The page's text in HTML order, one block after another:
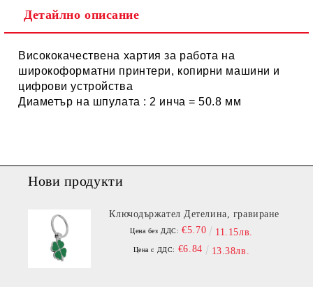
Детайлно описание
Висококачествена хартия за работа на
широкоформатни принтери, копирни машини и
цифрови устройства
Диаметър на шпулата : 2 инча = 50.8 мм
Нови продукти
Ключодържател Детелина, гравиране
Цена без ДДС: €5.70 11.15лв.
Цена с ДДС: €6.84 13.38лв.